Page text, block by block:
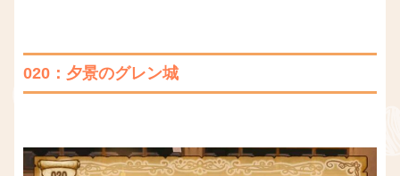
020：夕景のグレン城